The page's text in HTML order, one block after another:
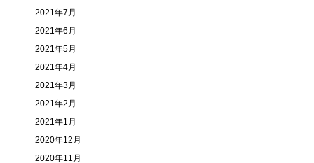
2021年7月
2021年6月
2021年5月
2021年4月
2021年3月
2021年2月
2021年1月
2020年12月
2020年11月